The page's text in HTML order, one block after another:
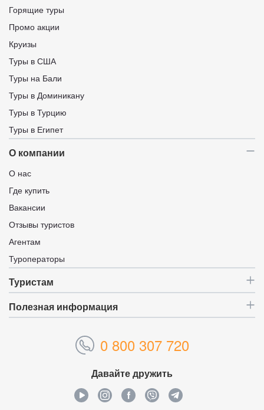
Горящие туры
Промо акции
Круизы
Туры в США
Туры на Бали
Туры в Доминикану
Туры в Турцию
Туры в Египет
О компании
О нас
Где купить
Вакансии
Отзывы туристов
Агентам
Туроператоры
Туристам
Полезная информация
0 800 307 720
Давайте дружить